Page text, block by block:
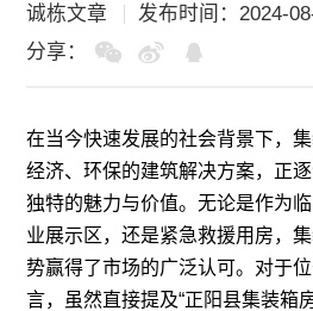
诚栋文章
发布时间：2024-
分享：
在当今快速发展的社会背景下，
经济、环保的建筑解决方案，正
独特的魅力与价值。无论是作为
业展示区，还是紧急救援用房，
势赢得了市场的广泛认可。对于
言，虽然直接提及“正阳县集装箱